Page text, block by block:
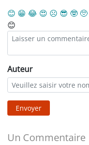
😊 😁 😂 😍 ☹️ 😎 🤓 🥺
😊
Auteur
Envoyer
Un Commentaire